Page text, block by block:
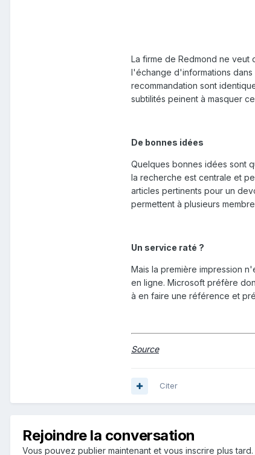
La firme de Redmond ne
l'échange d'informations dans
recommandation sont
subtilités peinent à masquer
De bonnes idées
Quelques bonnes idées sont
la recherche est centrale et
articles pertinents pour un
permettent à plusieurs
Un service raté ?
Mais la première impression
en ligne. Microsoft préfère
à en faire une référence et
Source
Citer
Rejoindre la conversation
Vous pouvez publier maintenant et vous inscrire plus